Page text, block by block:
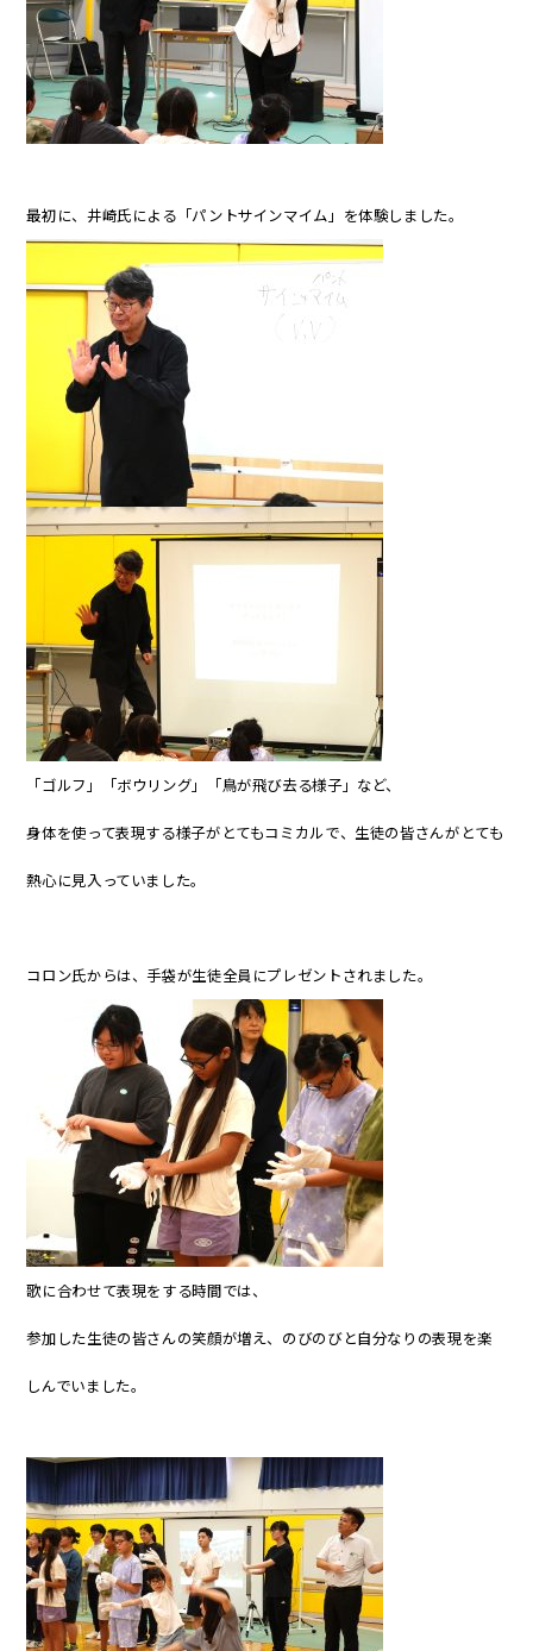
最初に、井崎氏による「パントサインマイム」を体験しました。
「ゴルフ」「ボウリング」「鳥が飛び去る様子」など、
身体を使って表現する様子がとてもコミカルで、生徒の皆さんがとても
熱心に見入っていました。
コロン氏からは、手袋が生徒全員にプレゼントされました。
歌に合わせて表現をする時間では、
参加した生徒の皆さんの笑顔が増え、のびのびと自分なりの表現を楽
しんでいました。